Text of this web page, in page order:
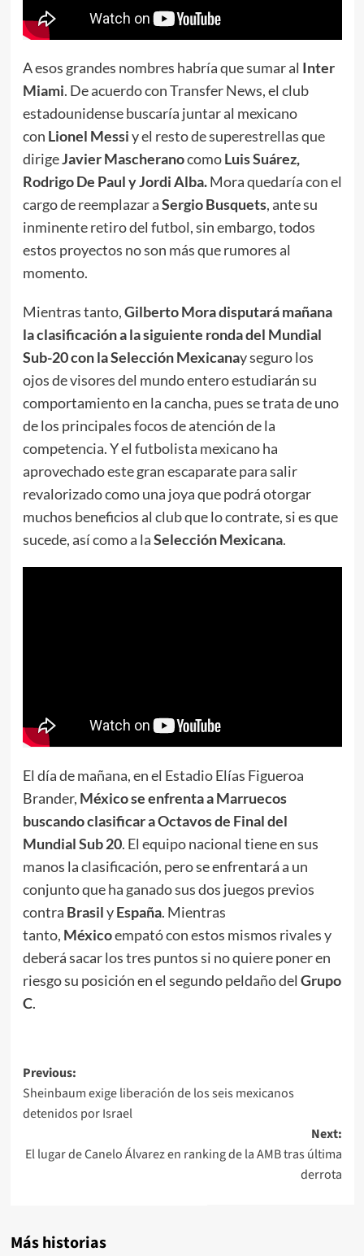
A esos grandes nombres habría que sumar al Inter
Miami. De acuerdo con Transfer News, el club
estadounidense buscaría juntar al mexicano
con Lionel Messiy el resto de superestrellas que
dirigeJavier MascheranocomoLuis Suárez,
Rodrigo De Paul y Jordi Alba.Mora quedaría con el
cargo de reemplazar aSergio Busquets, ante su
inminente retiro del futbol, sin embargo, todos
estos proyectos no son más que rumores al
momento.
Mientras tanto,Gilberto Mora disputará mañana
la clasificación a la siguiente ronda del Mundial
Sub-20 con la Selección Mexicanay seguro los
ojos de visores del mundo entero estudiarán su
comportamiento en la cancha, pues se trata de uno
de los principales focos de atención de la
competencia. Y el futbolista mexicano ha
aprovechado este gran escaparate para salir
revalorizado como una joya que podrá otorgar
muchos beneficios al club que lo contrate, si es que
sucede, así como a laSelección Mexicana.
El día de mañana, en el Estadio Elías Figueroa
Brander, México se enfrenta a Marruecos
buscando clasificar a Octavos de Final del
Mundial Sub 20. El equipo nacional tiene en sus
manos la clasificación, pero se enfrentará a un
conjunto que ha ganado sus dos juegos previos
contra BrasilyEspaña. Mientras
tanto, Méxicoempató con estos mismos rivales y
deberá sacar los tres puntos si no quiere poner en
riesgo su posición en el segundo peldaño del Grupo
C.
Post
navigation
Previous:
Sheinbaum exige liberación de los seis mexicanos
detenidos por Israel
Next:
El lugar de Canelo Álvarez en ranking de la AMB tras última
derrota
Más historias